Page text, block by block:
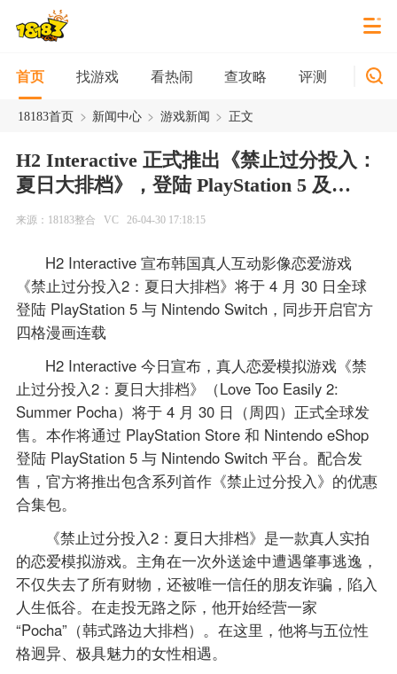
首页 找游戏 看热闹 查攻略 评测 新游
18183首页 > 新闻中心 > 游戏新闻 > 正文
H2 Interactive 正式推出《禁止过分投入：
夏日大排档》，登陆 PlayStation 5 及
Nintendo Switch
来源：18183整合 VC 26-04-30 17:18:15
H2 Interactive 宣布韩国真人互动影像恋爱游戏
《禁止过分投入2：夏日大排档》将于 4 月 30 日全球
登陆 PlayStation 5 与 Nintendo Switch，同步开启官方
四格漫画连载
H2 Interactive 今日宣布，真人恋爱模拟游戏《禁
止过分投入2：夏日大排档》（Love Too Easily 2:
Summer Pocha）将于 4 月 30 日（周四）正式全球发
售。本作将通过 PlayStation Store 和 Nintendo eShop
登陆 PlayStation 5 与 Nintendo Switch 平台。配合发
售，官方将推出包含系列首作《禁止过分投入》的优惠
合集包。
《禁止过分投入2：夏日大排档》是一款真人实拍
的恋爱模拟游戏。主角在一次外送途中遭遇肇事逃逸，
不仅失去了所有财物，还被唯一信任的朋友诈骗，陷入
人生低谷。在走投无路之际，他开始经营一家
“Pocha”（韩式路边大排档）。在这里，他将与五位性
格迥异、极具魅力的女性相遇。